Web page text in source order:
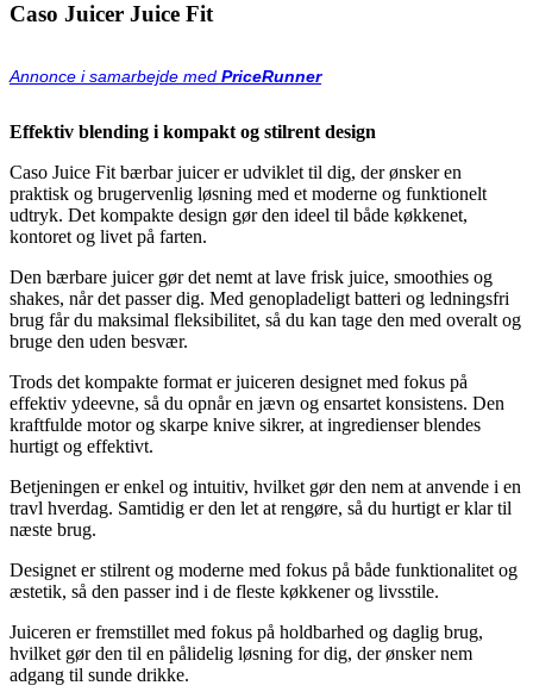
Caso Juicer Juice Fit
Annonce i samarbejde med PriceRunner
Effektiv blending i kompakt og stilrent design
Caso Juice Fit bærbar juicer er udviklet til dig, der ønsker en
praktisk og brugervenlig løsning med et moderne og funktionelt
udtryk. Det kompakte design gør den ideel til både køkkenet,
kontoret og livet på farten.
Den bærbare juicer gør det nemt at lave frisk juice, smoothies og
shakes, når det passer dig. Med genopladeligt batteri og ledningsfri
brug får du maksimal fleksibilitet, så du kan tage den med overalt og
bruge den uden besvær.
Trods det kompakte format er juiceren designet med fokus på
effektiv ydeevne, så du opnår en jævn og ensartet konsistens. Den
kraftfulde motor og skarpe knive sikrer, at ingredienser blendes
hurtigt og effektivt.
Betjeningen er enkel og intuitiv, hvilket gør den nem at anvende i en
travl hverdag. Samtidig er den let at rengøre, så du hurtigt er klar til
næste brug.
Designet er stilrent og moderne med fokus på både funktionalitet og
æstetik, så den passer ind i de fleste køkkener og livsstile.
Juiceren er fremstillet med fokus på holdbarhed og daglig brug,
hvilket gør den til en pålidelig løsning for dig, der ønsker nem
adgang til sunde drikke.